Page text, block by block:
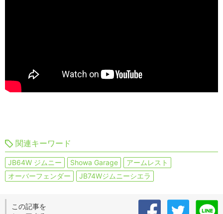
関連キーワード
JB64W ジムニー Showa Garage
アームレスト
オーバーフェンダー
JB74Wジムニーシエラ
この記事を